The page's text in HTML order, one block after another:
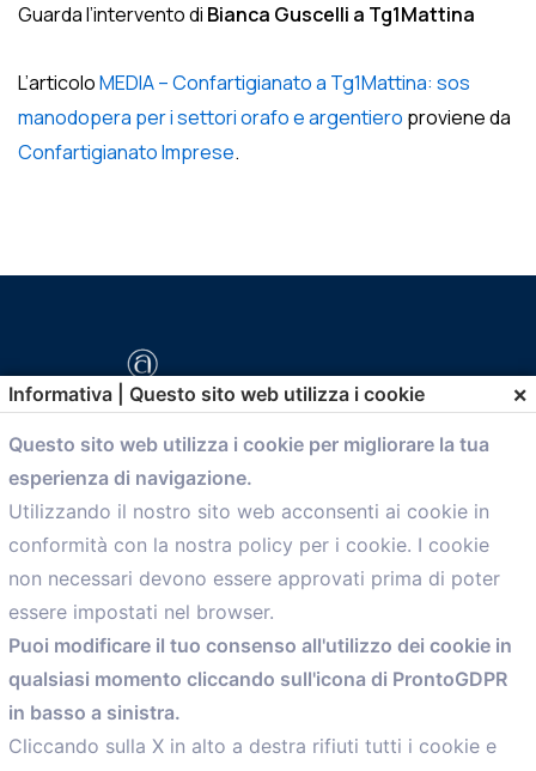
Guarda l’intervento di Bianca Guscelli a Tg1Mattina
L’articoloMEDIA – Confartigianato a Tg1Mattina: sos
manodopera per i settori orafo e argentiero proviene da
Confartigianato Imprese.
comunicazione@confartigianato.bo.it
Menù
Home
Servizi
Convenzioni
Voce delle Nostre aziende
Informazioni Ex L. 124/2017
Informativa | Questo sito web utilizza i cookie ×
Questo sito web utilizza i cookie per migliorare la tua
esperienza di navigazione.
Utilizzando il nostro sito web acconsenti ai cookie in
conformità con la nostra policy per i cookie. I cookie
non necessari devono essere approvati prima di poter
essere impostati nel browser.
Puoi modificare il tuo consenso all'utilizzo dei cookie in
qualsiasi momento cliccando sull'icona di ProntoGDPR
in basso a sinistra.
Cliccando sulla X in alto a destra rifiuti tutti i cookie e